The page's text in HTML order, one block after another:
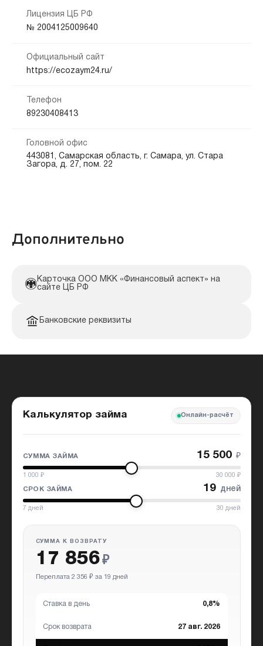
Способы получения:
На карту Банковский счёт
Способы погашения:
Безналичный расчет
Кредитная история:
Документы:
Лицензия ЦБ РФ
№ 2004125009640
Официальный сайт
https://ecozaym24.ru/
Телефон
89230408413
Головной офис
443081, Самарская область, г. Самара, ул. Стара
Загора, д. 27, пом. 22
Дополнительно
Карточка ООО МКК «Финансовый аспект» на
сайте ЦБ РФ
Банковские реквизиты
Калькулятор займа Онлайн-расчёт
СУММА ЗАЙМА 15 500 ₽
1 000 ₽ 30 000 ₽
СРОК ЗАЙМА 19 дней
7 дней 30 дней
СУММА К ВОЗВРАТУ
17 856 ₽
Переплата 2 356 ₽ за 19 дней
Ставка в день 0,8%
Срок возврата 27 авг. 2026